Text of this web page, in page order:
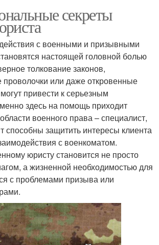
секреты
с военными и призывными
настоящей головной болью
толкование законов,
проволочки или даже откровенные
привести к серьезным
здесь на помощь приходит
военного права – специалист,
способны защитить интересы клиента
с военкоматом.
юристу становится не просто
а жизненной необходимостью для
с проблемами призыва или